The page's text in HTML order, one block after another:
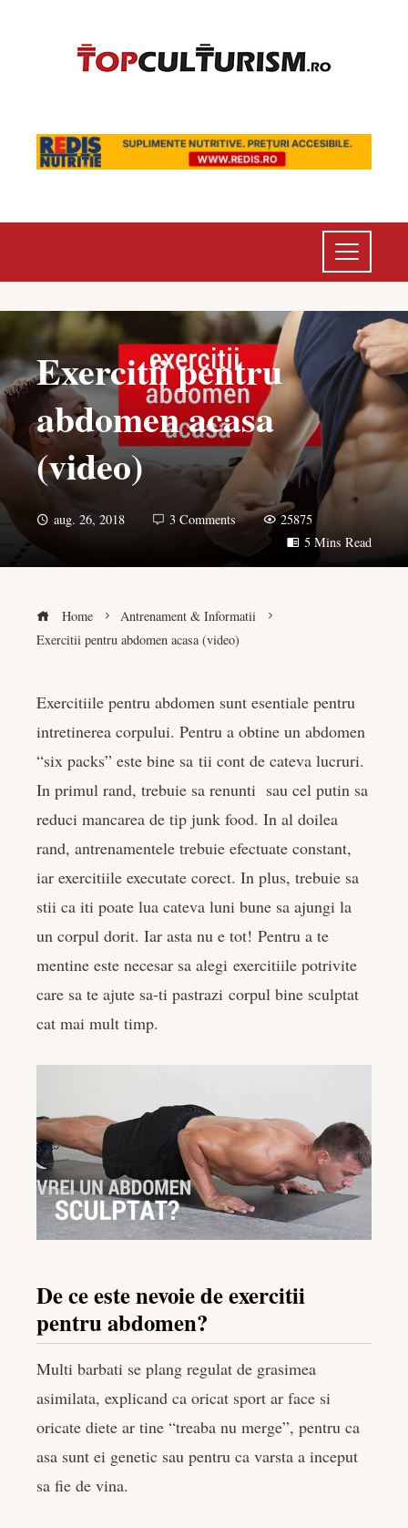
Exercitii pentru
abdomen acasa
(video)
aug. 26, 2018 3 Comments
25875
5 Mins Read
Home
Antrenament & Informatii
Exercitii pentru abdomen acasa (video)
Exercitiile pentru abdomen sunt esentiale pentru
intretinerea corpului. Pentru a obtine un abdomen
“six packs” este bine sa tii cont de cateva lucruri.
In primul rand, trebuie sa renunti sau cel putin sa
reduci mancarea de tip junk food. In al doilea
rand, antrenamentele trebuie efectuate constant,
iar exercitiile executate corect. In plus, trebuie sa
stii ca iti poate lua cateva luni bune sa ajungi la
un corpul dorit. Iar asta nu e tot! Pentru a te
mentine este necesar sa alegi exercitiile potrivite
care sa te ajute sa-ti pastrazi corpul bine sculptat
cat mai mult timp.
De ce este nevoie de exercitii
pentru abdomen?
Multi barbati se plang regulat de grasimea
asimilata, explicand ca oricat sport ar face si
oricate diete ar tine “treaba nu merge”, pentru ca
asa sunt ei genetic sau pentru ca varsta a inceput
sa fie de vina.